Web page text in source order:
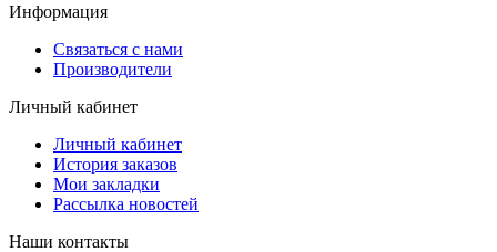
Информация
Связаться с нами
Производители
Личный кабинет
Личный кабинет
История заказов
Мои закладки
Рассылка новостей
Наши контакты